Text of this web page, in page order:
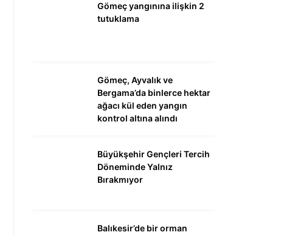
Instagram
Gömeç yangınına ilişkin 2
tutuklama
Gömeç, Ayvalık ve
Bergama’da binlerce hektar
ağacı kül eden yangın
kontrol altına alındı
Büyükşehir Gençleri Tercih
Döneminde Yalnız
Bırakmıyor
Balıkesir’de bir orman